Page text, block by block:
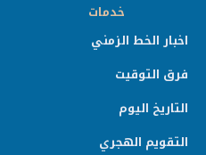
خدمات
اخبار الخط الزمني
فرق التوقيت
التاريخ اليوم
التقويم الهجري